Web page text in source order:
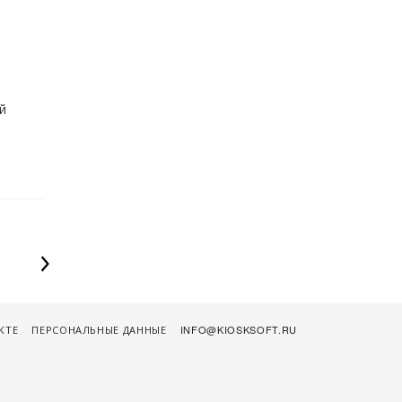
ПЕРСОНАЛЬНЫЕ ДАННЫЕ INFO@KIOSKSOFT.RU